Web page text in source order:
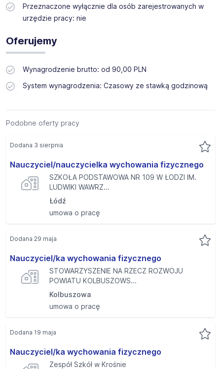
Przeznaczone wyłącznie dla osób zarejestrowanych w
urzędzie pracy: nie
Oferujemy
Wynagrodzenie brutto: od 90,00 PLN
System wynagrodzenia: Czasowy ze stawką godzinową
Podobne oferty pracy
Nauczyciel/nauczycielka wychowania fizycznego
SZKOŁA PODSTAWOWA NR 109 W ŁODZI IM.
LUDWIKI WAWRZ...
Łódź
umowa o pracę
Dodana 3 sierpnia
Nauczyciel/ka wychowania fizycznego
STOWARZYSZENIE NA RZECZ ROZWOJU
POWIATU KOLBUSZOWS...
Kolbuszowa
umowa o pracę
Dodana 29 maja
Nauczyciel/ka wychowania fizycznego
Zespół Szkół w Krośnie
Dodana 19 maja